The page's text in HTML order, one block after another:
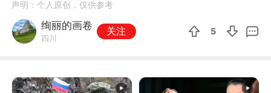
声明：个人原创，仅供参考
绚丽的画卷
四川
关注 5